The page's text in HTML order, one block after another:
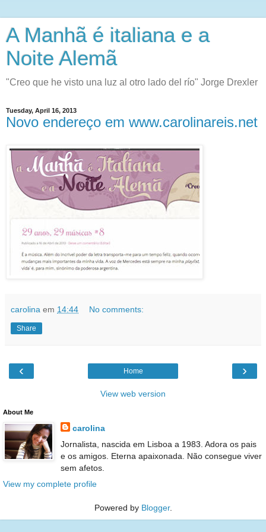
A Manhã é italiana e a
Noite Alemã
"Creo que he visto una luz al otro lado del río" Jorge Drexler
Tuesday, April 16, 2013
Novo endereço em www.carolinareis.net
carolina em 14:44 No comments:
Share
‹ ›
Home
View web version
About Me
carolina
Jornalista, nascida em Lisboa a 1983. Adora os pais
e os amigos. Eterna apaixonada. Não consegue viver
sem afetos.
View my complete profile
Powered by Blogger.